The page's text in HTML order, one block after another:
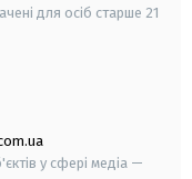
для осіб старше 21
у сфері медіа —